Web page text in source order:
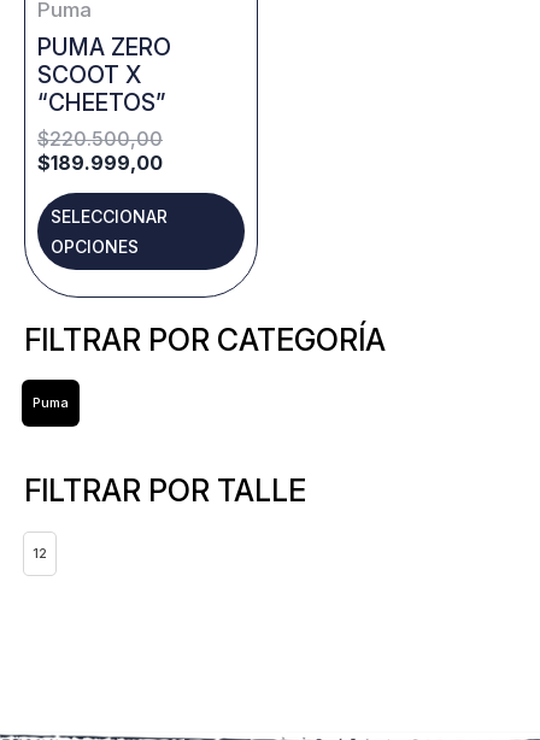
Puma
PUMA ZERO
SCOOT X
“CHEETOS”
$220.500,00
$189.999,00
SELECCIONAR
OPCIONES
FILTRAR POR CATEGORÍA
Puma
FILTRAR POR TALLE
12